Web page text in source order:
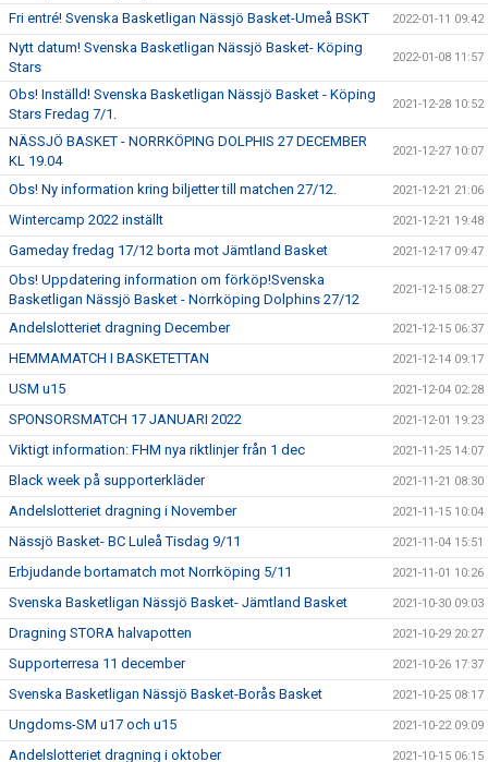
Fri entré! Svenska Basketligan Nässjö Basket-Umeå BSKT 2022-01-11 09:42
Nytt datum! Svenska Basketligan Nässjö Basket- Köping
Stars
2022-01-08 11:57
Obs! Inställd! Svenska Basketligan Nässjö Basket - Köping
Stars Fredag 7/1.
2021-12-28 10:52
NÄSSJÖ BASKET - NORRKÖPING DOLPHIS 27 DECEMBER
KL 19.04
2021-12-27 10:07
Obs! Ny information kring biljetter till matchen 27/12. 2021-12-21 21:06
Wintercamp 2022 inställt 2021-12-21 19:48
Gameday fredag 17/12 borta mot Jämtland Basket 2021-12-17 09:47
Obs! Uppdatering information om förköp!Svenska
Basketligan Nässjö Basket - Norrköping Dolphins 27/12
2021-12-15 08:27
Andelslotteriet dragning December 2021-12-15 06:37
HEMMAMATCH I BASKETETTAN 2021-12-14 09:17
USM u15 2021-12-04 02:28
SPONSORSMATCH 17 JANUARI 2022 2021-12-01 19:23
Viktigt information: FHM nya riktlinjer från 1 dec 2021-11-25 14:07
Black week på supporterkläder 2021-11-21 08:30
Andelslotteriet dragning i November 2021-11-15 10:04
Nässjö Basket- BC Luleå Tisdag 9/11 2021-11-04 15:51
Erbjudande bortamatch mot Norrköping 5/11 2021-11-01 10:26
Svenska Basketligan Nässjö Basket- Jämtland Basket 2021-10-30 09:03
Dragning STORA halvapotten 2021-10-29 20:27
Supporterresa 11 december 2021-10-26 17:37
Svenska Basketligan Nässjö Basket-Borås Basket 2021-10-25 08:17
Ungdoms-SM u17 och u15 2021-10-22 09:09
Andelslotteriet dragning i oktober 2021-10-15 06:15